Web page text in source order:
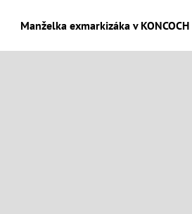
Manželka exmarkizáka v